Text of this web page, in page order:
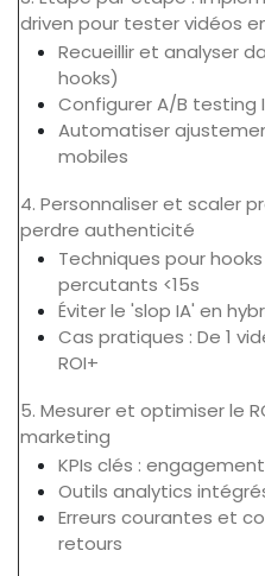
driven pour tester vidéos
Recueillir et analyser
hooks)
Configurer A/B testing
Automatiser
mobiles
4. Personnaliser et scaler
perdre authenticité
Techniques pour
percutants <15s
Éviter le 'slop IA' en
Cas pratiques : De 1
ROI+
5. Mesurer et optimiser le
marketing
KPIs clés :
Outils analytics
Erreurs courantes et
retours